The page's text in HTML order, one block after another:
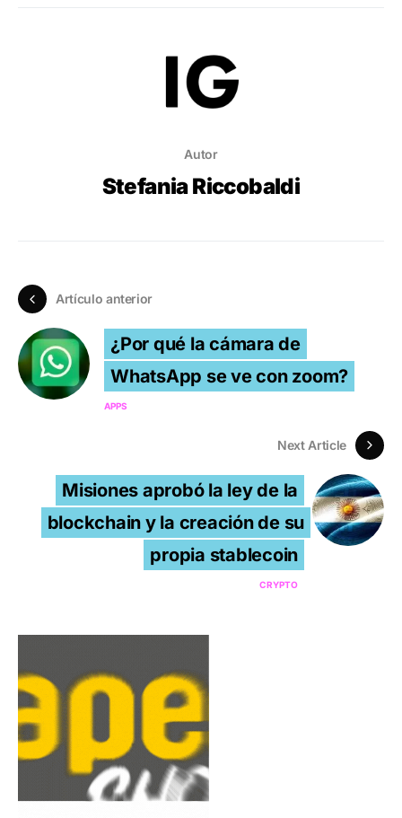
Autor
Stefania Riccobaldi
Artículo anterior
¿Por qué la cámara de
WhatsApp se ve con zoom?
APPS
Next Article
Misiones aprobó la ley de la
blockchain y la creación de su
propia stablecoin
CRYPTO